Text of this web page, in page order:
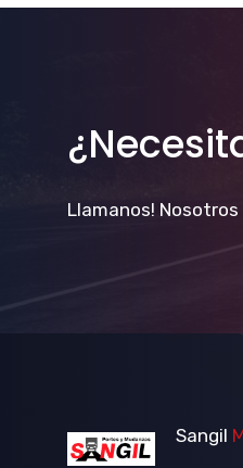
Llamanos!
Sangil